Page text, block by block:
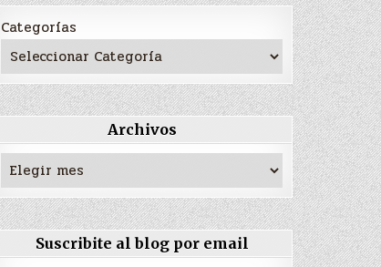
Categorías
Archivos
Archivos
Suscribite al blog por email